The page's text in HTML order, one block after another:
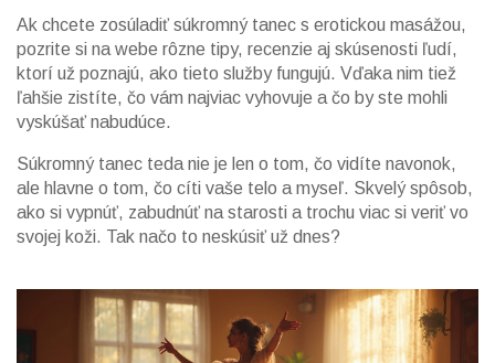
Ak chcete zosúladiť súkromný tanec s erotickou masážou,
pozrite si na webe rôzne tipy, recenzie aj skúsenosti ľudí,
ktorí už poznajú, ako tieto služby fungujú. Vďaka nim tiež
ľahšie zistíte, čo vám najviac vyhovuje a čo by ste mohli
vyskúšať nabudúce.
Súkromný tanec teda nie je len o tom, čo vidíte navonok,
ale hlavne o tom, čo cíti vaše telo a myseľ. Skvelý spôsob,
ako si vypnúť, zabudnúť na starosti a trochu viac si veriť vo
svojej koži. Tak načo to neskúsiť už dnes?